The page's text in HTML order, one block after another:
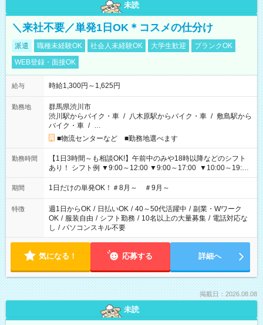
未読
＼来社不要／単発1日OK＊コスメの仕分け
派遣 職種未経験OK 社会人未経験OK 大学生歓迎
ブランクOK
WEB登録・面接OK
給与 時給1,300円～1,625円
勤務地
群馬県渋川市
渋川駅からバイク・車 / 八木原駅からバイク・車 / 敷島駅から
バイク・車 / …
■物流センターなど ■勤務地選べます
勤務時間
【1日3時間～も相談OK!】午前中のみや18時以降などのシフト
あり！ シフト例 ▼9:00～12:00 ▼9:00～17:00 ▼10:00～19:00
▼18:00～21:00
期間 1日だけの単発OK！＃8月～ ＃9月～
特徴 週1日からOK / 日払いOK / 40～50代活躍中 / 副業・Wワーク
OK / 服装自由 / シフト勤務 / 10名以上の大量募集 / 電話対応な
し / パソコンスキル不要
気になる！ 応募する 詳細へ
掲載日：2026.08.08
未読